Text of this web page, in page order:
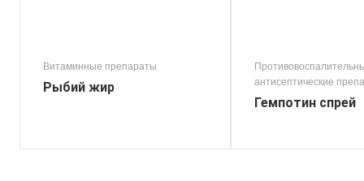
Витаминные препараты
Рыбий жир
антисептические
Гемпотин спрей